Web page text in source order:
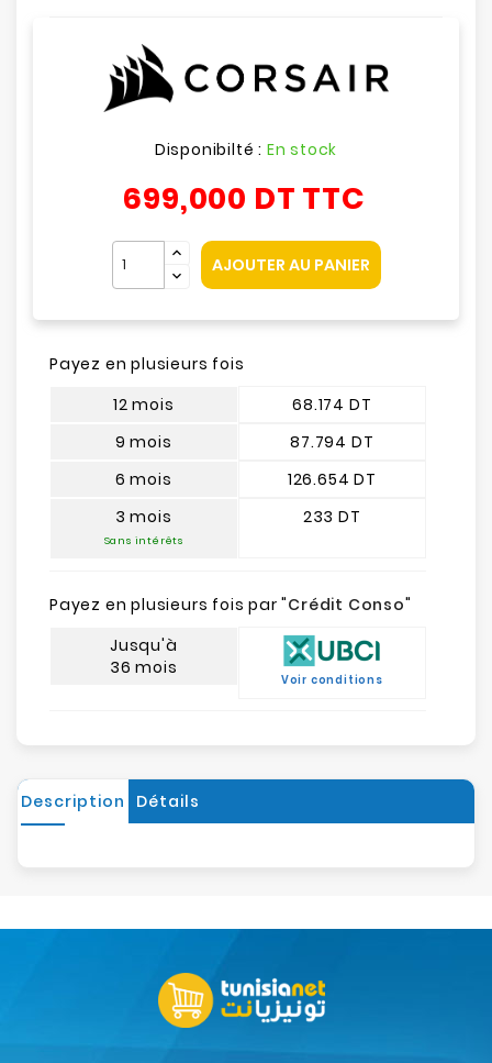
Disponibilté : En stock
699,000 DT TTC
AJOUTER AU PANIER
Payez en plusieurs fois
12 mois
9 mois
6 mois
3 mois
Sans intérêts
68.174 DT
87.794 DT
126.654 DT
233 DT
Payez en plusieurs fois par "Crédit Conso"
Jusqu'à
36 mois
Voir conditions
Description Détails